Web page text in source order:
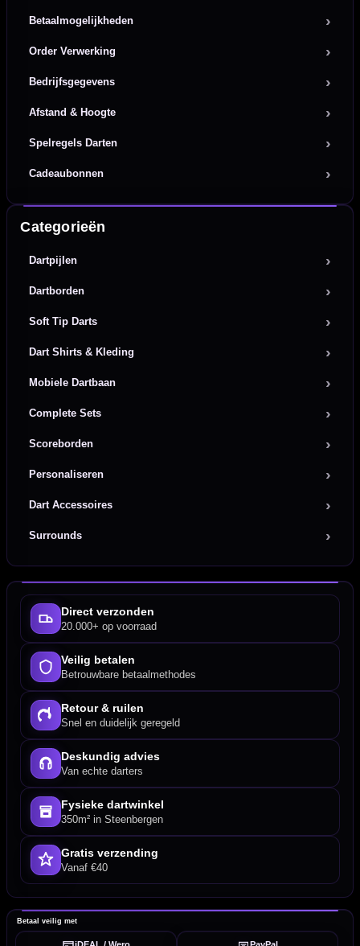
Betaalmogelijkheden
Order Verwerking
Bedrijfsgegevens
Afstand & Hoogte
Spelregels Darten
Cadeaubonnen
Categorieën
Dartpijlen
Dartborden
Soft Tip Darts
Dart Shirts & Kleding
Mobiele Dartbaan
Complete Sets
Scoreborden
Personaliseren
Dart Accessoires
Surrounds
Direct verzonden
20.000+ op voorraad
Veilig betalen
Betrouwbare betaalmethodes
Retour & ruilen
Snel en duidelijk geregeld
Deskundig advies
Van echte darters
Fysieke dartwinkel
350m² in Steenbergen
Gratis verzending
Vanaf €40
Betaal veilig met